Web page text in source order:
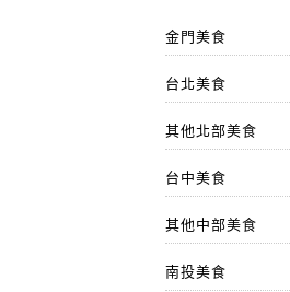
金門美食
台北美食
其他北部美食
台中美食
其他中部美食
南投美食